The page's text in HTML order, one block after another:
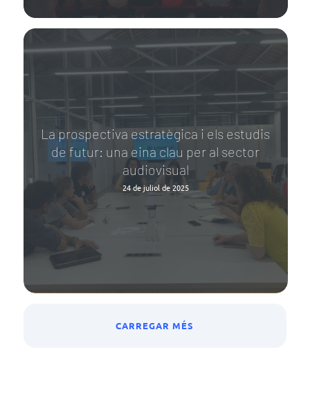
La prospectiva estratègica i els estudis
de futur: una eina clau per al sector
audiovisual
24 de juliol de 2025
CARREGAR MÉS